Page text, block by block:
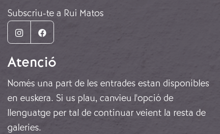
Subscriu-te a Rui Matos
InstagramFacebook
Atenció
Només una part de les entrades estan disponibles
en euskera. Si us plau, canvieu l'opció de
llenguatge per tal de continuar veient la resta de
galeries.